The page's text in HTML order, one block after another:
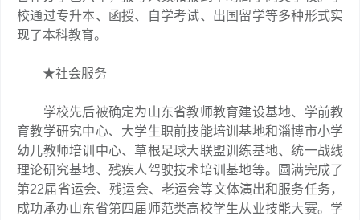
校通过专升本、函授、自学考试、出国留学等多种形式实
现了本科教育。
★社会服务
学校先后被确定为山东省教师教育建设基地、学前教
育教学研究中心、大学生职前技能培训基地和淄博市小学
幼儿教师培训中心、草根足球大联盟训练基地、统一战线
理论研究基地、残疾人驾驶技术培训基地等。圆满完成了
第22届省运会、残运会、老运会等文体演出和服务任务，
成功承办山东省第四届师范类高校学生从业技能大赛。学